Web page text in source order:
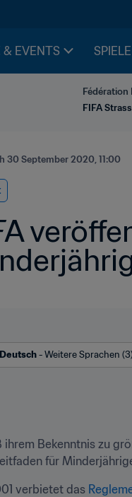
& EVENTS
FIFA
30 September 2020, 11:00
Deutsch - Weitere Sprachen
ihrem Bekenntnis zu
für
verbietet das